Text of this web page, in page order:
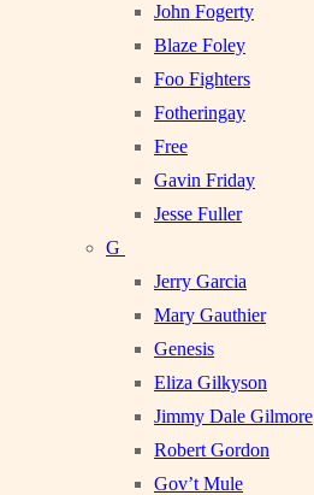
John Fogerty
Blaze Foley
Foo Fighters
Fotheringay
Free
Gavin Friday
Jesse Fuller
G
Jerry Garcia
Mary Gauthier
Genesis
Eliza Gilkyson
Jimmy Dale Gilmore
Robert Gordon
Gov’t Mule